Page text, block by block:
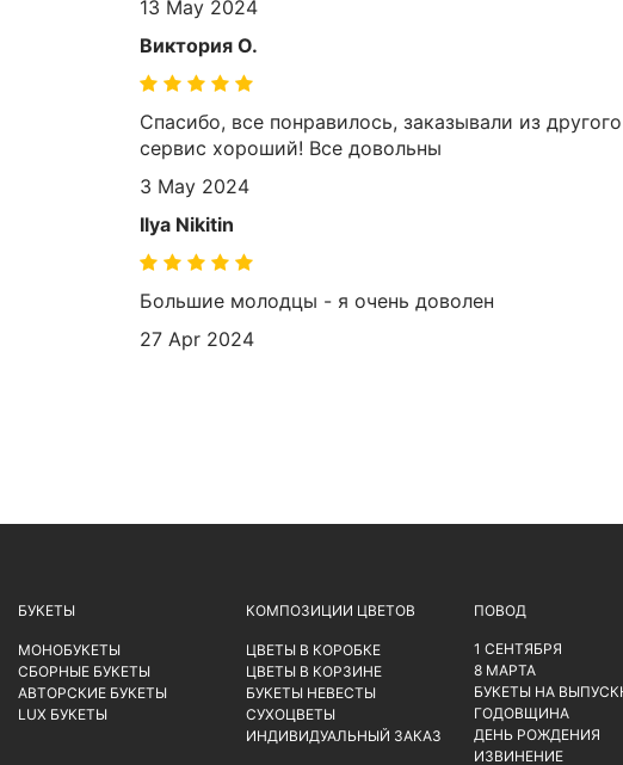
13 May 2024
Виктория О.
Спасибо, все понравилось, заказывали из
сервис хороший! Все довольны
3 May 2024
Ilya Nikitin
Большие молодцы - я очень доволен
27 Apr 2024
БУКЕТЫ
МОНОБУКЕТЫ
СБОРНЫЕ БУКЕТЫ
АВТОРСКИЕ БУКЕТЫ
LUX БУКЕТЫ
КОМПОЗИЦИИ ЦВЕТОВ
ЦВЕТЫ В КОРОБКЕ
ЦВЕТЫ В КОРЗИНЕ
БУКЕТЫ НЕВЕСТЫ
СУХОЦВЕТЫ
ИНДИВИДУАЛЬНЫЙ ЗАКАЗ
ПОВОД
1 СЕНТЯБРЯ
8 МАРТА
БУКЕТЫ НА
ГОДОВЩИНА
ДЕНЬ РОЖДЕНИЯ
ИЗВИНЕНИЕ